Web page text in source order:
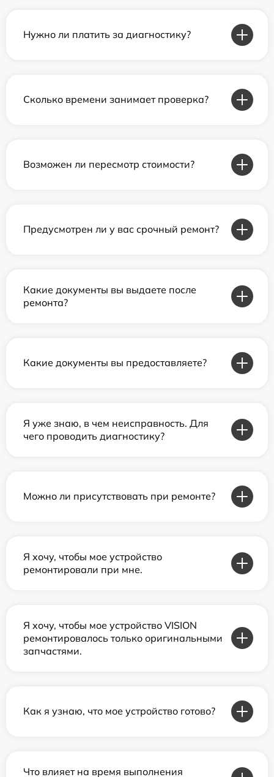
Нужно ли платить за диагностику?
Сколько времени занимает проверка?
Возможен ли пересмотр стоимости?
Предусмотрен ли у вас срочный ремонт?
Какие документы вы выдаете после
ремонта?
Какие документы вы предоставляете?
Я уже знаю, в чем неисправность. Для
чего проводить диагностику?
Можно ли присутствовать при ремонте?
Я хочу, чтобы мое устройство
ремонтировали при мне.
Я хочу, чтобы мое устройство VISION
ремонтировалось только оригинальными
запчастями.
Как я узнаю, что мое устройство готово?
Что влияет на время выполнения